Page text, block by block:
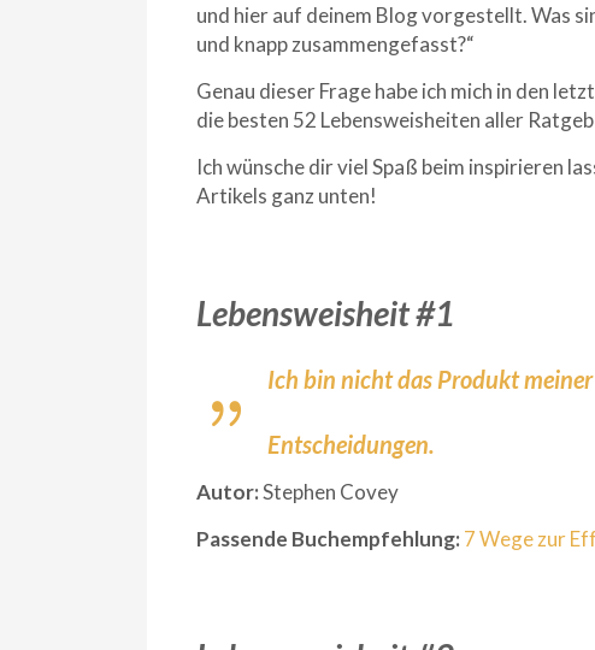
und hier auf deinem Blog vorgestellt. Was
und knapp zusammengefasst?“
Genau dieser Frage habe ich mich in den
die besten 52 Lebensweisheiten aller
Ich wünsche dir viel Spaß beim inspirieren
Artikels ganz unten!
Lebensweisheit #1
Ich bin nicht das Produkt
Entscheidungen.
Autor:Stephen Covey
Passende Buchempfehlung: 7 Wege zur